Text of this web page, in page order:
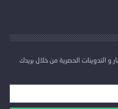
و التدوينات الحصرية من خلال بريدك